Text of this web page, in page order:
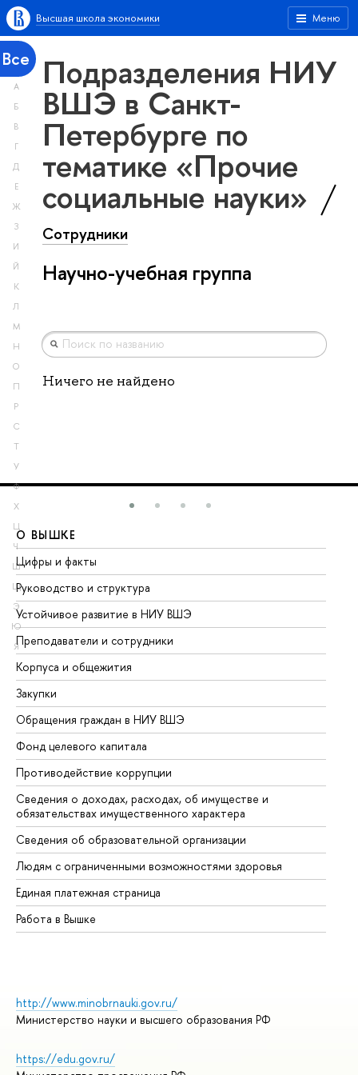
Меню
Высшая школа экономики
Все
А
Б
В
Г
Д
Е
Ж
З
И
Й
К
Л
М
Н
О
П
Р
С
Т
У
Ф
Х
Ц
Ч
Ш
Щ
Э
Ю
Я
Подразделения НИУ
ВШЭ в Санкт-
Петербурге по
тематике «Прочие
социальные науки»
Сотрудники
Научно-учебная группа
Ничего не найдено
О ВЫШКЕ
Цифры и факты
Руководство и структура
Устойчивое развитие в НИУ ВШЭ
Преподаватели и сотрудники
Корпуса и общежития
Закупки
Обращения граждан в НИУ ВШЭ
Фонд целевого капитала
Противодействие коррупции
Сведения о доходах, расходах, об имуществе и
обязательствах имущественного характера
Сведения об образовательной организации
Людям с ограниченными возможностями здоровья
Единая платежная страница
Работа в Вышке
http://www.minobrnauki.gov.ru/
Министерство науки и высшего образования РФ
https://edu.gov.ru/